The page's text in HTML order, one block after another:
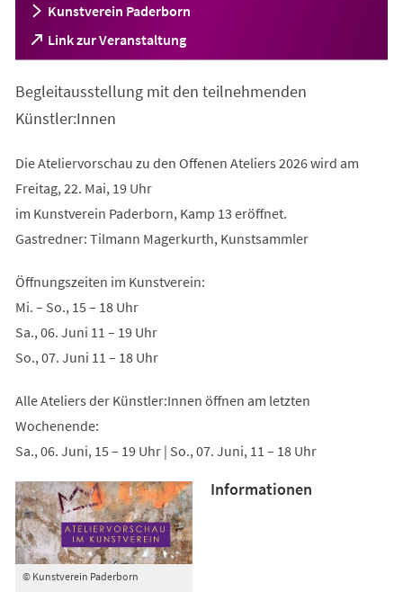
Kunstverein Paderborn
Link zur Veranstaltung
(Öffnet
in
neuen
Tab)
Begleitausstellung mit den teilnehmenden
Künstler:Innen
Die Ateliervorschau zu den Offenen Ateliers 2026 wird am
Freitag, 22. Mai, 19 Uhr
im Kunstverein Paderborn, Kamp 13 eröffnet.
Gastredner: Tilmann Magerkurth, Kunstsammler
Öffnungszeiten im Kunstverein:
Mi. – So., 15 – 18 Uhr
Sa., 06. Juni 11 – 19 Uhr
So., 07. Juni 11 – 18 Uhr
Alle Ateliers der Künstler:Innen öffnen am letzten
Wochenende:
Sa., 06. Juni, 15 – 19 Uhr | So., 07. Juni, 11 – 18 Uhr
© Kunstverein Paderborn
Informationen